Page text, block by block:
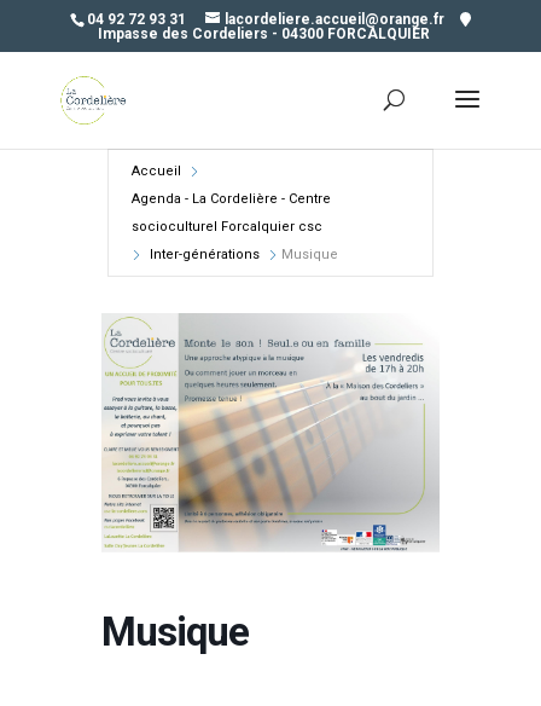
04 92 72 93 31
lacordeliere.accueil@orange.fr
Impasse des Cordeliers - 04300 FORCALQUIER
Accueil
Agenda - La Cordelière - Centre
socioculturel Forcalquier csc
Inter-générations
Musique
Musique